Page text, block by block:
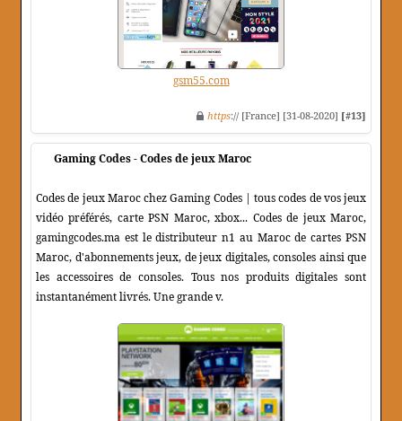
gsm55.com
https:// [France] [31-08-2020] [#13]
Gaming Codes - Codes de jeux Maroc
Codes de jeux Maroc chez Gaming Codes | tous codes de vos jeux
vidéo préférés, carte PSN Maroc, xbox... Codes de jeux Maroc,
gamingcodes.ma est le distributeur n1 au Maroc de cartes PSN
Maroc, d'abonnements jeux, de jeux digitales, consoles ainsi que
les accessoires de consoles. Tous nos produits digitales sont
instantanément livrés. Une grande v.